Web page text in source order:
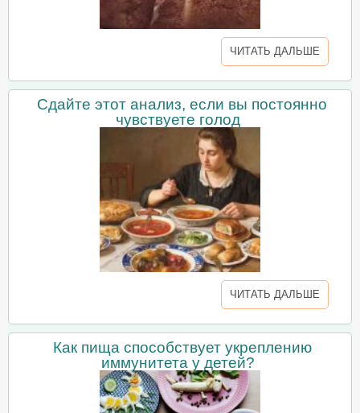
ЧИТАТЬ ДАЛЬШЕ
Сдайте этот анализ, если вы постоянно
чувствуете голод
ЧИТАТЬ ДАЛЬШЕ
Как пища способствует укреплению
иммунитета у детей?